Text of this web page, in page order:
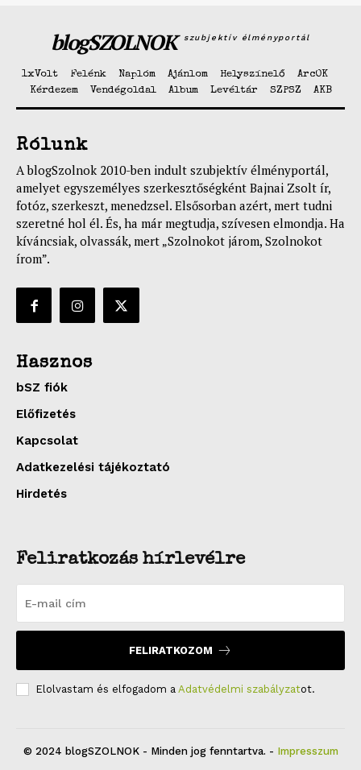
blogSZOLNOK szubjektív élményportál
1xVolt Felénk Naplóm Ajánlom Helyszínelő
ArcOK
Kérdezem
Vendégoldal Album Levéltár SZPSZ AKB
Rólunk
A blogSzolnok 2010-ben indult szubjektív élményportál,
amelyet egyszemélyes szerkesztőségként Bajnai Zsolt ír,
fotóz, szerkeszt, menedzsel. Elsősorban azért, mert tudni
szeretné hol él. És, ha már megtudja, szívesen elmondja. Ha
kíváncsiak, olvassák, mert „Szolnokot járom, Szolnokot
írom”.
Hasznos
bSZ fiók
Előfizetés
Kapcsolat
Adatkezelési tájékoztató
Hirdetés
Feliratkozás hírlevélre
FELIRATKOZOM
Elolvastam és elfogadom a Adatvédelmi szabályzatot.
© 2024 blogSZOLNOK - Minden jog fenntartva. - Impresszum